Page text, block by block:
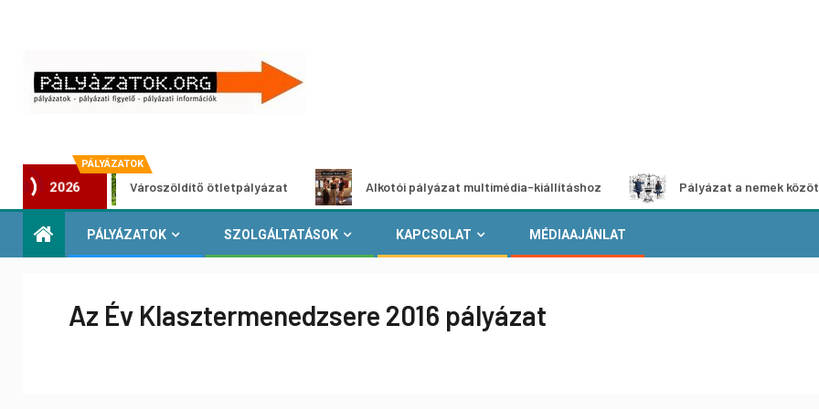
PÁLYÁZATOK
2026Városzöldítő ötletpályázat Alkotói pályázat multimédia-kiállításhoz Pályázat a nemek közötti
PÁLYÁZATOK SZOLGÁLTATÁSOK KAPCSOLAT MÉDIAAJÁNLAT
Az Év Klasztermenedzsere 2016 pályázat